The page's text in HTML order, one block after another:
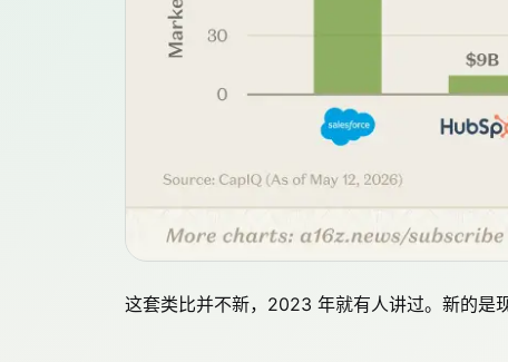
这套类比并不新，2023 年就有人讲过。新的是